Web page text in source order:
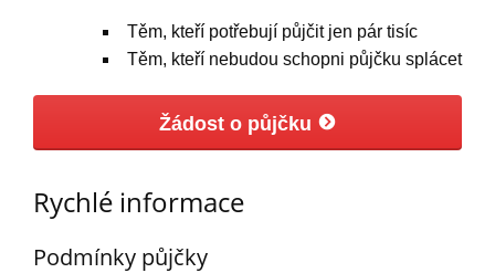
Těm, kteří potřebují půjčit jen pár tisíc
Těm, kteří nebudou schopni půjčku splácet
Žádost o půjčku
Rychlé informace
Podmínky půjčky